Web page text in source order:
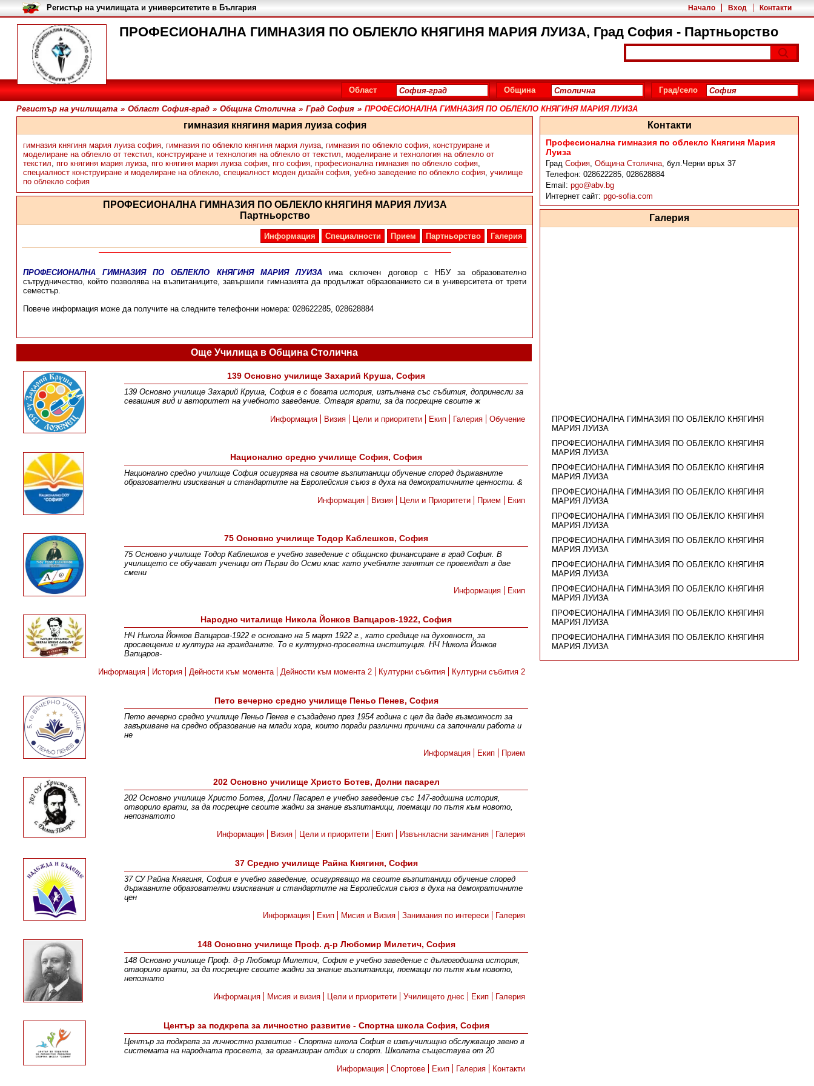
ПРОФЕСИОНАЛНА ГИМНАЗИЯ ПО ОБЛЕКЛО КНЯГИНЯ МАРИЯ ЛУИЗА, Град София - Партньорство
Начало Вход Контакти
Регистър на училищата и университетите в България
Област Община Град/село
Регистър на училищата » Област София-град » Община Столична » Град София » ПРОФЕСИОНАЛНА ГИМНАЗИЯ ПО ОБЛЕКЛО КНЯГИНЯ МАРИЯ ЛУИЗА
гимназия княгиня мария луиза софия
гимназия княгиня мария луиза софия, гимназия по облекло княгиня мария луиза, гимназия по облекло софия, конструиране и
моделиране на облекло от текстил, конструиране и технология на облекло от текстил, моделиране и технология на облекло от
текстил, пго княгиня мария луиза, пго княгиня мария луиза софия, пго софия, професионална гимназия по облекло софия,
специалност конструиране и моделиране на облекло, специалност моден дизайн софия, уебно заведение по облекло софия, училище
по облекло софия
ПРОФЕСИОНАЛНА ГИМНАЗИЯ ПО ОБЛЕКЛО КНЯГИНЯ МАРИЯ ЛУИЗА
Партньорство
Информация Специалности Прием Партньорство Галерия
ПРОФЕСИОНАЛНА ГИМНАЗИЯ ПО ОБЛЕКЛО КНЯГИНЯ МАРИЯ ЛУИЗА има сключен договор с НБУ за образователно
сътрудничество, който позволява на възпитаниците, завършили гимназията да продължат образованието си в университета от трети
семестър.
Повече информация може да получите на следните телефонни номера: 028622285, 028628884
Контакти
Професионална гимназия по облекло Княгиня Мария
Луиза
Град София, Община Столична, бул.Черни връх 37
Телефон: 028622285, 028628884
Email: pgo@abv.bg
Интернет сайт: pgo-sofia.com
Галерия
ПРОФЕСИОНАЛНА ГИМНАЗИЯ ПО ОБЛЕКЛО КНЯГИНЯ
МАРИЯ ЛУИЗА
ПРОФЕСИОНАЛНА ГИМНАЗИЯ ПО ОБЛЕКЛО КНЯГИНЯ
МАРИЯ ЛУИЗА
ПРОФЕСИОНАЛНА ГИМНАЗИЯ ПО ОБЛЕКЛО КНЯГИНЯ
МАРИЯ ЛУИЗА
ПРОФЕСИОНАЛНА ГИМНАЗИЯ ПО ОБЛЕКЛО КНЯГИНЯ
МАРИЯ ЛУИЗА
ПРОФЕСИОНАЛНА ГИМНАЗИЯ ПО ОБЛЕКЛО КНЯГИНЯ
МАРИЯ ЛУИЗА
ПРОФЕСИОНАЛНА ГИМНАЗИЯ ПО ОБЛЕКЛО КНЯГИНЯ
МАРИЯ ЛУИЗА
ПРОФЕСИОНАЛНА ГИМНАЗИЯ ПО ОБЛЕКЛО КНЯГИНЯ
МАРИЯ ЛУИЗА
ПРОФЕСИОНАЛНА ГИМНАЗИЯ ПО ОБЛЕКЛО КНЯГИНЯ
МАРИЯ ЛУИЗА
ПРОФЕСИОНАЛНА ГИМНАЗИЯ ПО ОБЛЕКЛО КНЯГИНЯ
МАРИЯ ЛУИЗА
ПРОФЕСИОНАЛНА ГИМНАЗИЯ ПО ОБЛЕКЛО КНЯГИНЯ
МАРИЯ ЛУИЗА
Още Училища в Община Столична
139 Основно училище Захарий Круша, София
139 Основно училище Захарий Круша, София е с богата история, изпълнена със събития, допринесли за
сегашния вид и авторитет на учебното заведение. Отваря врати, за да посрещне своите ж
Информация
Визия Цели и приоритети Екип Галерия Обучение
Национално средно училище София, София
Национално средно училище София осигурява на своите възпитаници обучение според държавните
образователни изисквания и стандартите на Европейския съюз в духа на демократичните ценности. &
Информация
Визия Цели и Приоритети Прием Екип
75 Основно училище Тодор Каблешков, София
75 Основно училище Тодор Каблешков е учебно заведение с общинско финансиране в град София. В
училището се обучават ученици от Първи до Осми клас като учебните занятия се провеждат в две
смени
Информация
Екип
Народно читалище Никола Йонков Вапцаров-1922, София
НЧ Никола Йонков Вапцаров-1922 е основано на 5 март 1922 г., като средище на духовност, за
просвещение и култура на гражданите. То е културно-просветна институция. НЧ Никола Йонков
Вапцаров-
Информация
История Дейности към момента Дейности към момента 2 Културни събития Културни събития 2
Пето вечерно средно училище Пеньо Пенев, София
Пето вечерно средно училище Пеньо Пенев е създадено през 1954 година с цел да даде възможност за
завършване на средно образование на млади хора, които поради различни причини са започнали работа и
не
Информация
Екип Прием
202 Основно училище Христо Ботев, Долни пасарел
202 Основно училище Христо Ботев, Долни Пасарел е учебно заведение със 147-годишна история,
отворило врати, за да посрещне своите жадни за знание възпитаници, поемащи по пътя към новото,
непознатото
Информация
Визия Цели и приоритети Екип Извънкласни занимания Галерия
37 Средно училище Райна Княгиня, София
37 СУ Райна Княгиня, София е учебно заведение, осигуряващо на своите възпитаници обучение според
държавните образователни изисквания и стандартите на Европейския съюз в духа на демократичните
цен
Информация
Екип Мисия и Визия Занимания по интереси Галерия
148 Основно училище Проф. д-р Любомир Милетич, София
148 Основно училище Проф. д-р Любомир Милетич, София е учебно заведение с дългогодишна история,
отворило врати, за да посрещне своите жадни за знание възпитаници, поемащи по пътя към новото,
непознато
Информация
Мисия и визия Цели и приоритети Училището днес Екип Галерия
Център за подкрепа за личностно развитие - Спортна школа София, София
Център за подкрепа за личностно развитие - Спортна школа София е извъучилищно обслужващо звено в
системата на народната просвета, за организиран отдих и спорт. Школата съществува от 20
Информация
Спортове Екип Галерия Контакти